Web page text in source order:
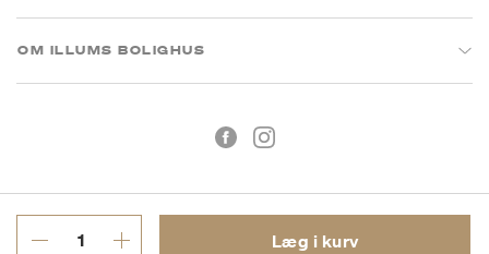
Læg i kurv
OM ILLUMS BOLIGHUS